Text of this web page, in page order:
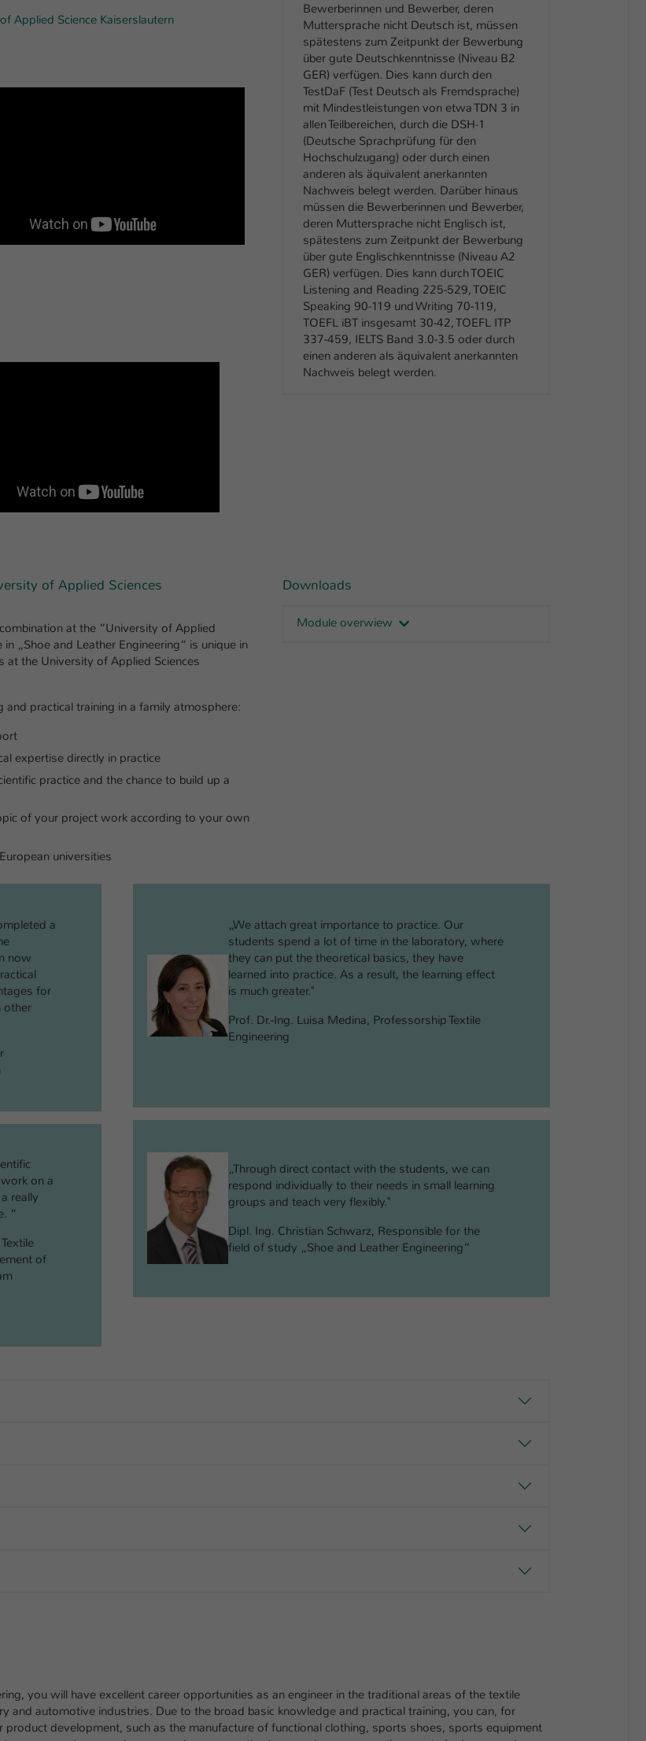
Applied Science Kaiserslautern
Bewerberinnen und Bewerber, deren
Muttersprache nicht Deutsch ist, müssen
spätestens zum Zeitpunkt der Bewerbung
über gute Deutschkenntnisse (Niveau B2
GER) verfügen. Dies kann durch den
TestDaF (Test Deutsch als Fremdsprache)
mit Mindestleistungen von etwa TDN 3 in
allen Teilbereichen, durch die DSH-1
(Deutsche Sprachprüfung für den
Hochschulzugang) oder durch einen
anderen als äquivalent anerkannten
Nachweis belegt werden. Darüber hinaus
müssen die Bewerberinnen und Bewerber,
deren Muttersprache nicht Englisch ist,
spätestens zum Zeitpunkt der Bewerbung
über gute Englischkenntnisse (Niveau A2
GER) verfügen. Dies kann durch TOEIC
Listening and Reading 225-529, TOEIC
Speaking 90-119 und Writing 70-119,
TOEFL iBT insgesamt 30-42, TOEFL ITP
337-459, IELTS Band 3.0-3.5 oder durch
einen anderen als äquivalent anerkannten
Nachweis belegt werden.
of Applied Sciences
at the “University of Applied
„Shoe and Leather Engineering“ is unique in
at the University of Applied Sciences
practical training in a family atmosphere:
expertise directly in practice
practice and the chance to build up a
of your project work according to your own
universities
Downloads
Module overwiew
a
now
for
other
on a
really
“
of
„We attach great importance to practice. Our
students spend a lot of time in the laboratory, where
they can put the theoretical basics, they have
learned into practice. As a result, the learning effect
is much greater."
Prof. Dr.-Ing. Luisa Medina, Professorship Textile
Engineering
„Through direct contact with the students, we can
respond individually to their needs in small learning
groups and teach very flexibly."
Dipl. Ing. Christian Schwarz, Responsible for the
field of study „Shoe and Leather Engineering“
you will have excellent career opportunities as an engineer in the traditional areas of the textile
and automotive industries. Due to the broad basic knowledge and practical training, you can, for
development, such as the manufacture of functional clothing, sports shoes, sports equipment
Dieser Cookie teilt der Webseite mit, ob ein